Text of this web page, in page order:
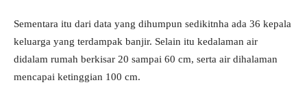
Sementara itu dari data yang dihumpun sedikitnha ada 36 kepala
keluarga yang terdampak banjir. Selain itu kedalaman air
didalam rumah berkisar 20 sampai 60 cm, serta air dihalaman
mencapai ketinggian 100 cm.